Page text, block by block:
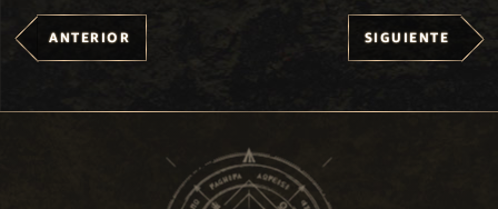
ANTERIOR SIGUIENTE